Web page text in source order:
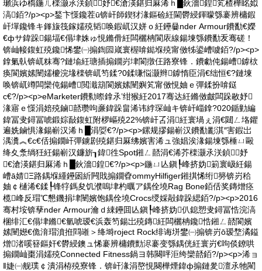
瓎浜ゆ槗鍦ㄦ檪灏氶浂鍞妤€滄渶鍖归厤浠ｈ█鈥濇鍠笂楂樺眳姒
滈銆?/p><p>鍫卞憡鑱茬ū锛屽師鍥犲湪鏂硷紝閫欎綅鍕曚綔褰辨槦鍜
屽墠鑱锋キ鎽旇筏鎵嬬殑韬唤鍜屼汉姘ｏ紝鑸嘦nder Armour鐨勫€嬫
€фサ鍏跺鍚堛€傝垏姝ゅ悓鏅傦紝闆欐柟閬庡線鍚堜綔鐨勫叐骞磋！
锛屾帹鍑虹殑鑱悕鐢㈠搧鍧囩嵅寰楃啽鐑堢殑甯傚牬鍙嶆噳銆?/p><p>
鎿氭倝锛屼粖骞?鏈堬紝瑭插搧鐗岃垏閬撴仼路寮锋．鐨勮伅鍚嶆鎼栨
痪閬嬪嫊闉嬬櫦浣堟檪锛屼笉鍒?0鍒嗛悩灏辫鎼惰臣涓€绌恒€?鏈堜
唤锛屼竴闆欒伅鍚嶆閲濈箶閬嬪嫊闉嬩笂甯傚悓妯ｅ彈鍒扮啽鎹
с€?/p><p>eMarketer鐨勬暩鎿氶’绀猴紝2017骞达紝鏅傚皻闆跺敭妤
湪寤ｅ憡涓婄殑鏀嚭瓒呴亷鍏跺畠浠讳綍琛屾キ锛屽崰鎿?020鍎勭編
鍏冨叏鐞冨唬鍛婃敮鍑虹附椤嶇殑22%锛屽叾涓紝寰堝ぇ涓€閮ㄥ垎鑺
遍姺鏀惧湪鍚嶄汉浠ｈ█涓娿€?/p><p>鏍规摎鍚嶄汉鐨勫彲淇″害鍜岀
湡瀵︽€с€佸搧鐗屽彈鐪剧殑鍖归厤绋嬪害浠ュ強娼涘湪鍚堜綔棰ㄩ毆
绛夊洜绱狅紝鍚嶄汉鐮旂┒鍏徃Spot鎺ㄥ嚭涓€浠芥檪灏氶浂鍞妤
€滄渶鍖归厤浠ｈ█鈥濇鍠€?/p><p>鍦ㄩ亾鎭┞峰挤妫箣寰岋紝鍚
嶆ā婧Ξ路鍝堢緟鑸囦紤闁戝搧鐗孴ommyHilfiger鎺掑悕绗簩锛岃秴
妯￠樋浠€鍒┞锋牸鎷夋饥濮嗚垏杓曞ア鍝佺墝Rag Bone銆佸奖鏄熷痉
榄峰反瑁℃懇鐖捐垏闉嬪饱鍝佺墝Crocs绶婇毃鍏跺緦銆?/p><p>2016
骞村垵锛孶nder Armour瀹ｄ綀鑸囬亾鎭┞峰挤妫仈鎴愬叏鐞冨悎浣滈
棞绯汇€傝垏鏅€氫唬瑷€浜轰笉鍚岀殑鏄紝闆欐柟鑱悎鎺ㄥ嚭閬嬪
嫊闉嬨€佹湇瑁濆拰閰嶉＞绛塒roject Rock绯诲垪鐢㈠搧锛岃ō瑷堥潏鎰
熷渚嗘簮鏂奸€欎綅鐭ュ悕褰辨槦鐨勯浕褰变綔鍝侊紝寰岃€呴倓鐐哄
搧鐗屾棗涓嬬殑Connected Fitness鍋ヨ韩闋呯洰绔欒嚭銆?/p><p>浠ョ
‖婕㈠舰璞￠潰涓栫殑寮锋．锛屽湪涓嶅悓闋樺煙鍏ф搧鏈夎澶氶牠閵